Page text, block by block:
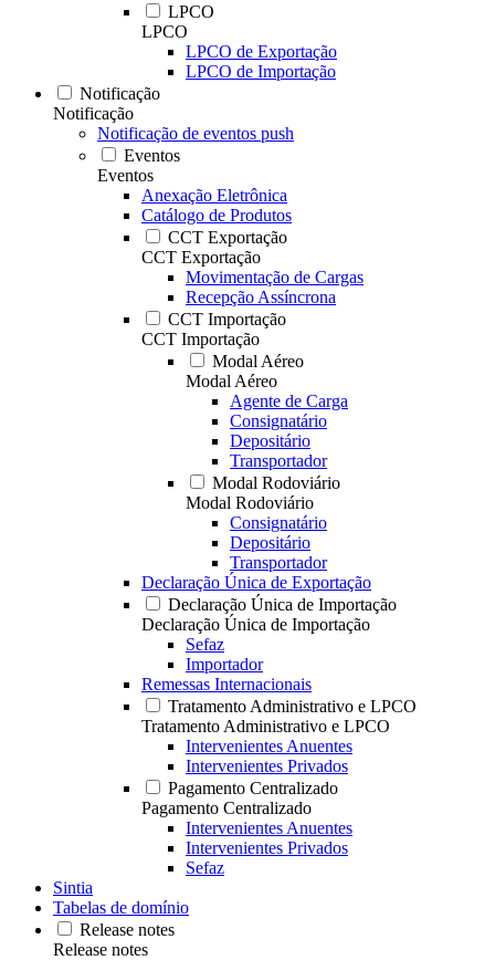
LPCO
LPCO
LPCO de Exportação
LPCO de Importação
Notificação
Notificação
Notificação de eventos push
Eventos
Eventos
Anexação Eletrônica
Catálogo de Produtos
CCT Exportação
CCT Exportação
Movimentação de Cargas
Recepção Assíncrona
CCT Importação
CCT Importação
Modal Aéreo
Modal Aéreo
Agente de Carga
Consignatário
Depositário
Transportador
Modal Rodoviário
Modal Rodoviário
Consignatário
Depositário
Transportador
Declaração Única de Exportação
Declaração Única de Importação
Declaração Única de Importação
Sefaz
Importador
Remessas Internacionais
Tratamento Administrativo e LPCO
Tratamento Administrativo e LPCO
Intervenientes Anuentes
Intervenientes Privados
Pagamento Centralizado
Pagamento Centralizado
Intervenientes Anuentes
Intervenientes Privados
Sefaz
Sintia
Tabelas de domínio
Release notes
Release notes